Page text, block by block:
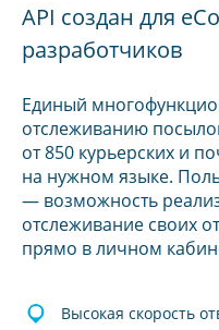
API создан для
разработчиков
Единый
отслеживанию
от 850 курьерских и
на нужном языке.
— возможность
отслеживание своих
прямо в личном
Высокая скорость